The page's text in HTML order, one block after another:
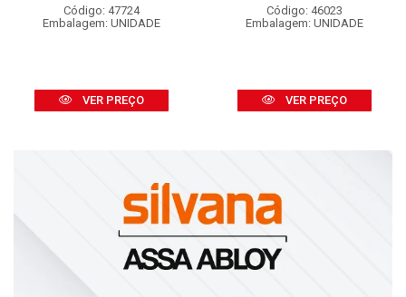
Código: 47724
Embalagem: UNIDADE
VER PREÇO
Código: 46023
Embalagem: UNIDADE
VER PREÇO